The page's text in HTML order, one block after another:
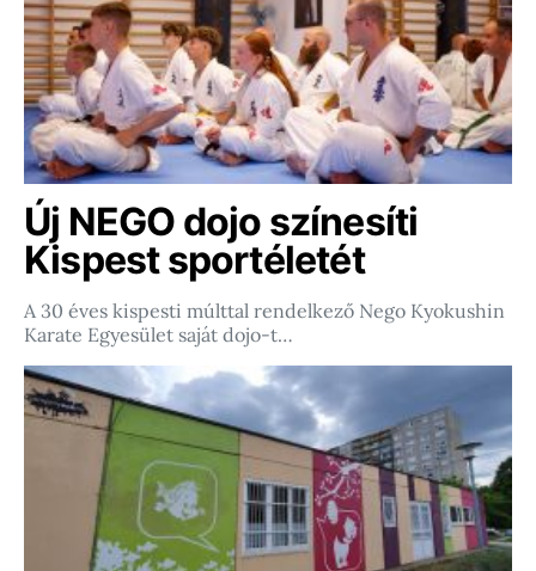
Új NEGO dojo színesíti
Kispest sportéletét
A 30 éves kispesti múlttal rendelkező Nego Kyokushin
Karate Egyesület saját dojo-t…